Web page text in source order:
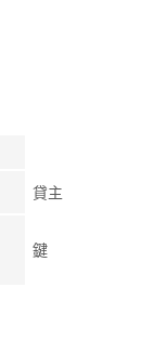
貸主
鍵